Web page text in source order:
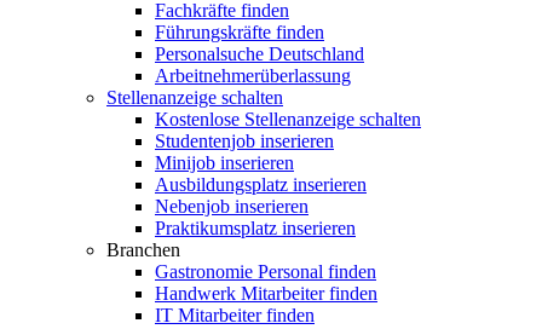
Fachkräfte finden
Führungskräfte finden
Personalsuche Deutschland
Arbeitnehmerüberlassung
Stellenanzeige schalten
Kostenlose Stellenanzeige schalten
Studentenjob inserieren
Minijob inserieren
Ausbildungsplatz inserieren
Nebenjob inserieren
Praktikumsplatz inserieren
Branchen
Gastronomie Personal finden
Handwerk Mitarbeiter finden
IT Mitarbeiter finden